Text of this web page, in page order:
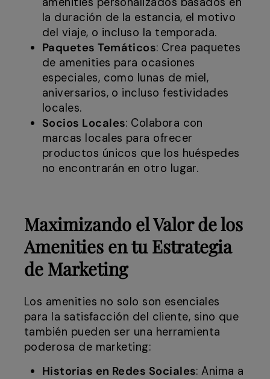
la duración de la estancia, el motivo
del viaje, o incluso la temporada.
Paquetes Temáticos: Crea paquetes
de amenities para ocasiones
especiales, como lunas de miel,
aniversarios, o incluso festividades
locales.
Socios Locales: Colabora con
marcas locales para ofrecer
productos únicos que los huéspedes
no encontrarán en otro lugar.
Maximizando el Valor de los
Amenities en tu Estrategia
de Marketing
Los amenities no solo son esenciales
para la satisfacción del cliente, sino que
también pueden ser una herramienta
poderosa de marketing:
Historias en Redes Sociales: Anima a